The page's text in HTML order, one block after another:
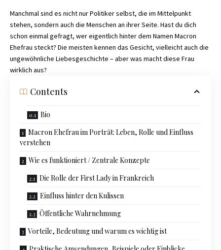
Manchmal sind es nicht nur Politiker selbst, die im Mittelpunkt
stehen, sondern auch die Menschen an ihrer Seite. Hast du dich
schon einmal gefragt, wer eigentlich hinter dem Namen Macron
Ehefrau steckt? Die meisten kennen das Gesicht, vielleicht auch die
ungewöhnliche Liebesgeschichte – aber was macht diese Frau
wirklich aus?
Contents
Bio
Macron Ehefrau im Porträt: Leben, Rolle und Einfluss
verstehen
Wie es funktioniert / Zentrale Konzepte
Die Rolle der First Lady in Frankreich
Einfluss hinter den Kulissen
Öffentliche Wahrnehmung
Vorteile, Bedeutung und warum es wichtig ist